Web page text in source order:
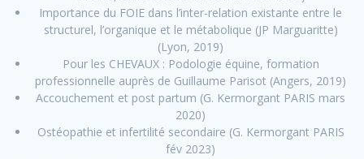
Importance du FOIE dans l’inter-relation existante entre le
structurel, l’organique et le métabolique (JP Marguaritte)
(Lyon, 2019)
Pour les CHEVAUX : Podologie équine, formation
professionnelle auprès de Guillaume Parisot (Angers, 2019)
Accouchement et post partum (G. Kermorgant PARIS mars
2020)
Ostéopathie et infertilité secondaire (G. Kermorgant PARIS
fév 2023)